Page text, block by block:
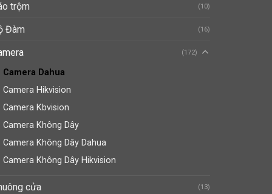
trộm (10)
Đàm (16)
(172)
Camera Dahua
Camera Hikvision
Camera Kbvision
Camera Không Dây
Camera Không Dây Dahua
Camera Không Dây Hikvision
cửa (13)